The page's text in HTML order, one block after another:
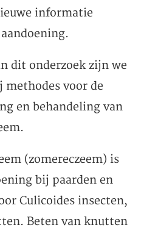
informatie
dit onderzoek zijn we
methodes voor de
en behandeling van
(zomereczeem) is
bij paarden en
Culicoides insecten,
Beten van knutten